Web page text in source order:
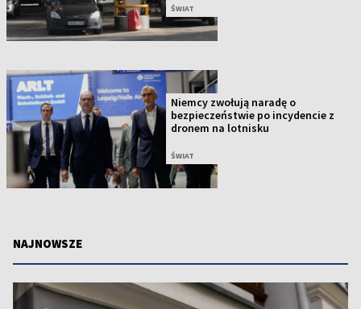
ŚWIAT
Niemcy zwołują naradę o
bezpieczeństwie po incydencie z
dronem na lotnisku
ŚWIAT
NAJNOWSZE